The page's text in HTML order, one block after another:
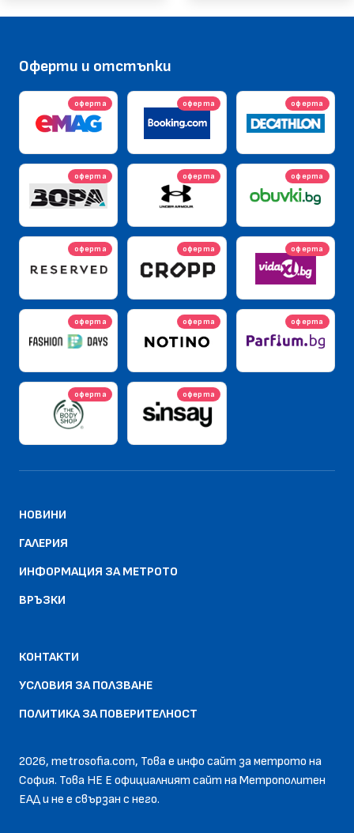
Оферти и отстъпки
оферта оферта оферта
оферта оферта оферта
оферта оферта оферта
оферта оферта оферта
оферта оферта
НОВИНИ
ГАЛЕРИЯ
ИНФОРМАЦИЯ ЗА МЕТРОТО
ВРЪЗКИ
КОНТАКТИ
УСЛОВИЯ ЗА ПОЛЗВАНЕ
ПОЛИТИКА ЗА ПОВЕРИТЕЛНОСТ
2026, metrosofia.com, Това е инфо сайт за метрото на
София. Това НЕ Е официалният сайт на Метрополитен
EАД и не е свързан с него.